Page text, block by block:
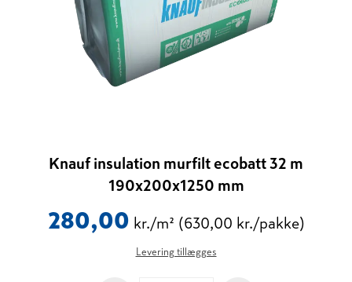
Knauf insulation murfilt ecobatt 32 m
190x200x1250 mm
280,00 kr./m² (630,00 kr./pakke)
Levering tillægges